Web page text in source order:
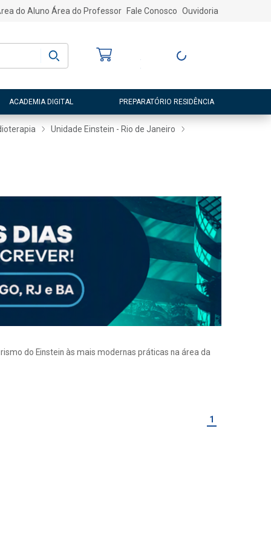
do Aluno Área do Professor Fale Conosco Ouvidoria
Entre ou Cadastre-
ACADEMIA DIGITAL PREPARATÓRIO RESIDÊNCIA
Unidade Einstein - Rio de Janeiro
do Einstein às mais modernas práticas na área da
1